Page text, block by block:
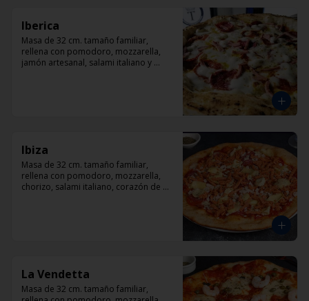
Iberica
Masa de 32 cm. tamaño familiar,
rellena con pomodoro, mozzarella,
jamón artesanal, salami italiano y
Ibiza
Masa de 32 cm. tamaño familiar,
rellena con pomodoro, mozzarella,
chorizo, salami italiano, corazón de
La Vendetta
Masa de 32 cm. tamaño familiar,